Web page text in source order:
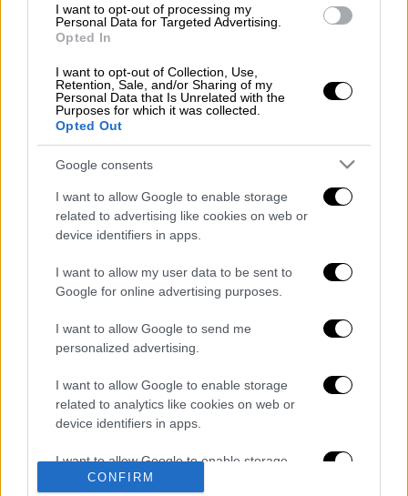
I want to opt-out of processing my
Personal Data for Targeted Advertising.
Opted In
I want to opt-out of Collection, Use,
Retention, Sale, and/or Sharing of my
Personal Data that Is Unrelated with the
Purposes for which it was collected.
Opted Out
Google consents
I want to allow Google to enable storage
related to advertising like cookies on web or
device identifiers in apps.
I want to allow my user data to be sent to
Google for online advertising purposes.
I want to allow Google to send me
personalized advertising.
I want to allow Google to enable storage
related to analytics like cookies on web or
device identifiers in apps.
I want to allow Google to enable storage
related to functionality of the website or app.
CONFIRM
Διαβάστε ακόμη
Δημιούργησαν με AI νέους ιούς μέσα σε
λίγες ώρες - Γιατί προβληματίζονται οι
επιστήμονες
Σαν το τρομακτικό It: 15χρονο ντυμένος
κλόουν μαχαίρωσε μέχρι θανάτου
«Πόλεμος» για τους χρόνους των
δρομολογίων: Τα σωματεία απαντούν στις
αντεπίθεση
Κόλαφος ΟΟΣΑ: Στην τελευταία θέση η